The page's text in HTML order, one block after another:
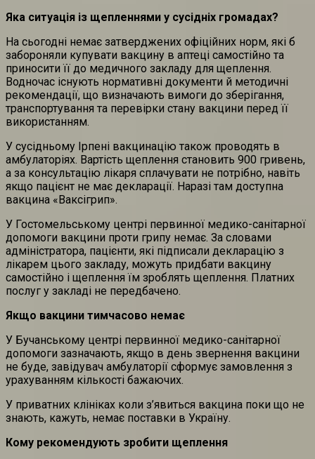
Яка ситуація із щепленнями у сусідніх громадах?
На сьогодні немає затверджених офіційних норм, які б
забороняли купувати вакцину в аптеці самостійно та
приносити її до медичного закладу для щеплення.
Водночас існують нормативні документи й методичні
рекомендації, що визначають вимоги до зберігання,
транспортування та перевірки стану вакцини перед її
використанням.
У сусідньому Ірпені вакцинацію також проводять в
амбулаторіях. Вартість щеплення становить 900 гривень,
а за консультацію лікаря сплачувати не потрібно, навіть
якщо пацієнт не має декларації. Наразі там доступна
вакцина «Ваксігрип».
У Гостомельському центрі первинної медико-санітарної
допомоги вакцини проти грипу немає. За словами
адміністратора, пацієнти, які підписали декларацію з
лікарем цього закладу, можуть придбати вакцину
самостійно і щеплення їм зроблять щеплення. Платних
послуг у закладі не передбачено.
Якщо вакцини тимчасово немає
У Бучанському центрі первинної медико-санітарної
допомоги зазначають, якщо в день звернення вакцини
не буде, завідувач амбулаторії сформує замовлення з
урахуванням кількості бажаючих.
У приватних клініках коли з’явиться вакцина поки що не
знають, кажуть, немає поставки в Україну.
Кому рекомендують зробити щеплення